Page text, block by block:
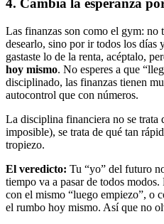
4. Cambia la esperanza
Las finanzas son como el gym: no
desearlo, sino por ir todos los días
gastaste lo de la renta, acéptalo,
hoy mismo. No esperes a que
disciplinado, las finanzas tienen
autocontrol que con números.
La disciplina financiera no se trata
imposible), se trata de qué tan
tropiezo.
El veredicto: Tu “yo” del futuro
tiempo va a pasar de todos
con el mismo “luego empiezo”, o
el rumbo hoy mismo. Así que no